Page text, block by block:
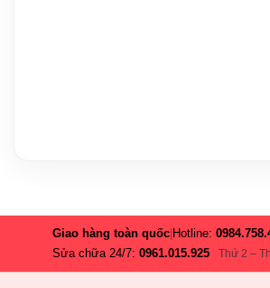
Giao hàng toàn quốc Hotline:
Sửa chữa 24/7:0961.015.925 Thứ 2 –